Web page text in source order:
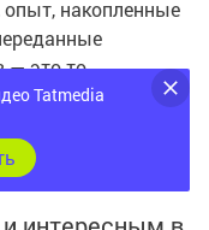
накопленные
— это то,
охрана.
Tatmedia